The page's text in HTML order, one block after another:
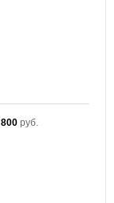
800 руб.